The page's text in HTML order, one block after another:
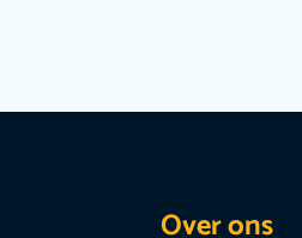
Over ons